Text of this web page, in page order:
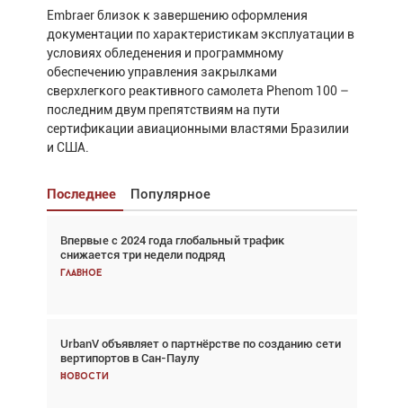
Embraer близок к завершению оформления
документации по характеристикам эксплуатации в
условиях обледенения и программному
обеспечению управления закрылками
сверхлегкого реактивного самолета Phenom 100 –
последним двум препятствиям на пути
сертификации авиационными властями Бразилии
и США.
Последнее Популярное
Впервые с 2024 года глобальный трафик
снижается три недели подряд
Главное
UrbanV объявляет о партнёрстве по созданию сети
вертипортов в Сан-Паулу
Новости
Взгляд с высоты: тандем вертолётов и БПЛА в
спасательных операциях
Главное
Авиационный фотограф Дэйв Кох: «Фотография
говорит сама за себя... а ИИ всё портит»
Новости